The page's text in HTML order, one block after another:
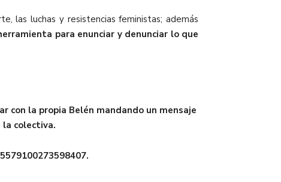
las luchas y resistencias feministas; además
para enunciar y denunciar lo que
con la propia Belén mandando un mensaje
la colectiva.